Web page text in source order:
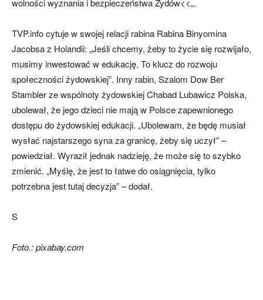
wolności wyznania i bezpieczeństwa Żydów<<„.
TVP.info cytuje w swojej relacji rabina Rabina Binyomina
Jacobsa z Holandii: „Jeśli chcemy, żeby to życie się rozwijało,
musimy inwestować w edukację. To klucz do rozwoju
społeczności żydowskiej”. Inny rabin, Szalom Dow Ber
Stambler ze wspólnoty żydowskiej Chabad Lubawicz Polska,
ubolewał, że jego dzieci nie mają w Polsce zapewnionego
dostępu do żydowskiej edukacji. „Ubolewam, że będę musiał
wysłać najstarszego syna za granicę, żeby się uczył” –
powiedział. Wyraził jednak nadzieję, że może się to szybko
zmienić. „Myślę, że jest to łatwe do osiągnięcia, tylko
potrzebna jest tutaj decyzja” – dodał.
S
Foto.: pixabay.com